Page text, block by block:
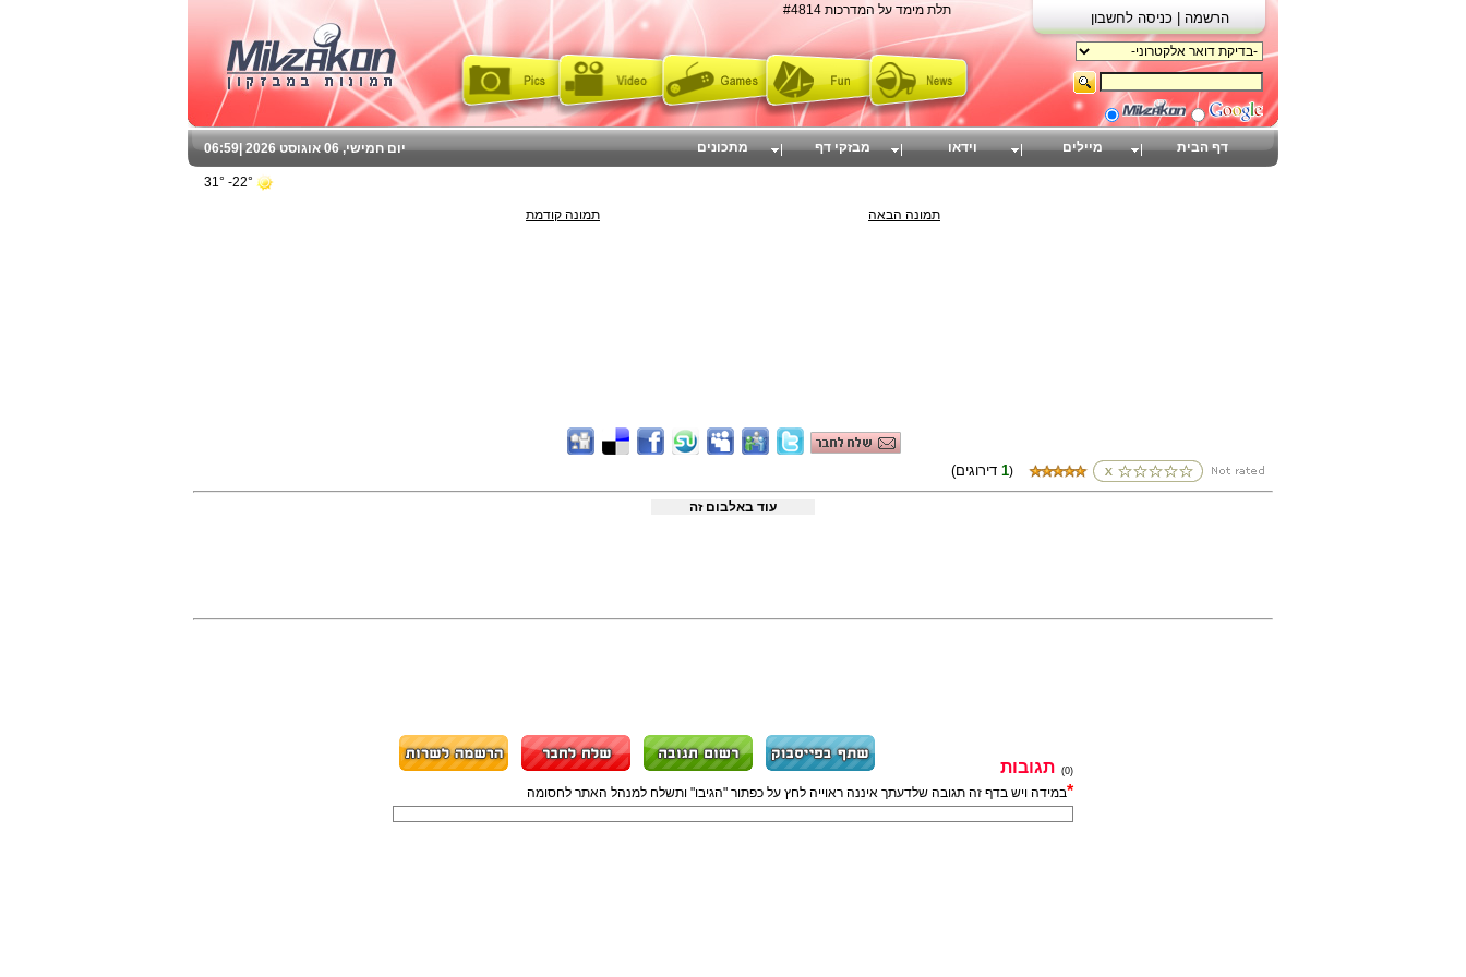
תלת מימד על המדרכות #4814
תמונה קודמת תמונה הבאה
1)
עוד באלבום זה
(0)
תגובות
*במידה ויש בדף זה תגובה שלדעתך איננה ראוייה לחץ על כפתור "הגיבו" ותשלח למנהל האתר לחסומה
06:59 יום חמישי, 06 אוגוסט 2026 | דף הבית מיילים וידאו מבזקי דף מתכונים
22°- 31°
הרשמה | כניסה לחשבון